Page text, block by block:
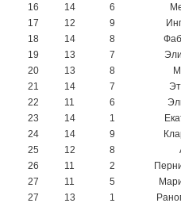
16
14 6
17
12 9
18
14 8
19
13 7
20
13 8
21
14 7
22
11 6
23
14 1
24
14 9
25
12 8
26
11 2
27
11 5
27
13 1